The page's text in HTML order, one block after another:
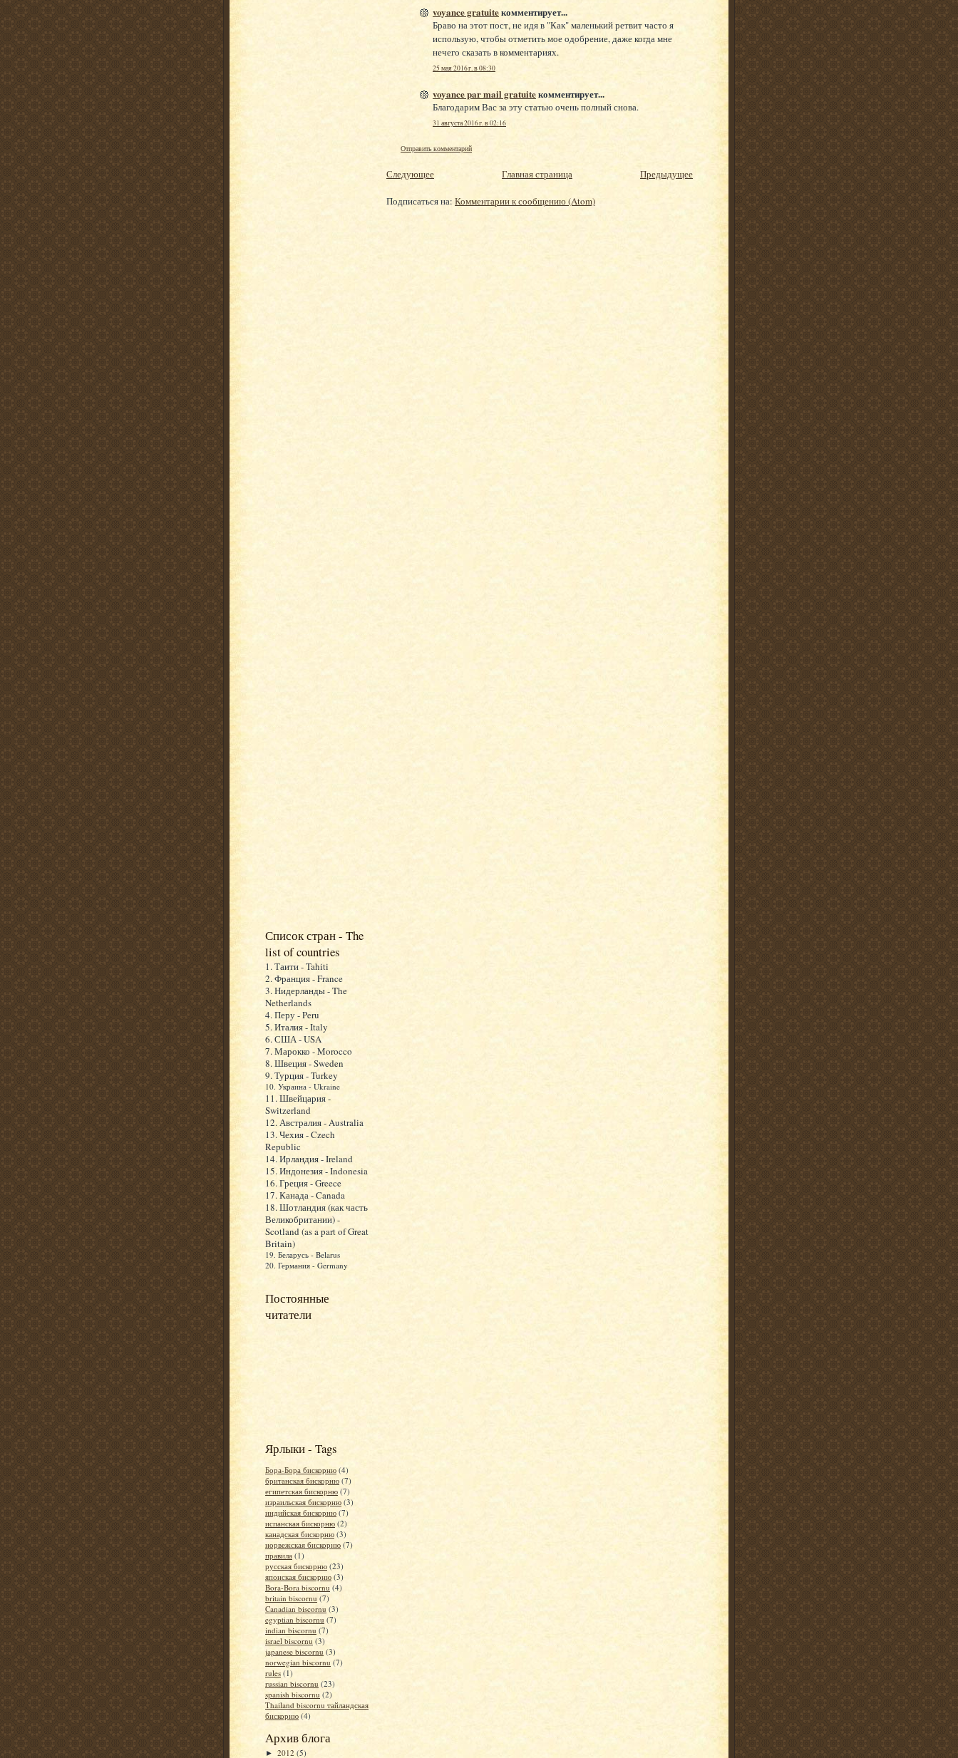
Список стран - The
list of countries
1. Таити - Tahiti
2. Франция - France
3. Нидерланды - The
Netherlands
4. Перу - Peru
5. Италия - Italy
6. США - USA
7. Марокко - Morocco
8. Швеция - Sweden
9. Турция - Turkey
10. Украина - Ukraine
11. Швейцария -
Switzerland
12. Австралия - Australia
13. Чехия - Czech
Republic
14. Ирландия - Ireland
15. Индонезия - Indonesia
16. Греция - Greece
17. Канада - Canada
18. Шотландия (как часть
Великобритании) -
Scotland (as a part of Great
Britain)
19. Беларусь - Belarus
20. Германия - Germany
Постоянные
читатели
Ярлыки - Tags
Бора-Бора бискорню (4)
британская бискорню (7)
египетская бискорню (7)
израильская бискорню (3)
индийская бискорню (7)
испанская бискорню (2)
канадская бискорню (3)
норвежская бискорню (7)
правила (1)
русская бискорню (23)
японская бискорню (3)
Bora-Bora biscornu (4)
britain biscornu (7)
Canadian biscornu (3)
egyptian biscornu (7)
indian biscornu (7)
israel biscornu (3)
japanese biscornu (3)
norwegian biscornu (7)
rules (1)
russian biscornu (23)
spanish biscornu (2)
Thailand biscornu тайландская
бискорню (4)
Архив блога
► 2012 (5)
voyance gratuiteкомментирует...
Браво на этот пост, не идя в "Как" маленький ретвит часто я
использую, чтобы отметить мое одобрение, даже когда мне
нечего сказать в комментариях.
25 мая 2016 г. в 08:30
voyance par mail gratuiteкомментирует...
Благодарим Вас за эту статью очень полный снова.
31 августа 2016 г. в 02:16
Отправить комментарий
Следующее Предыдущее
Главная страница
Подписаться на: Комментарии к сообщению (Atom)